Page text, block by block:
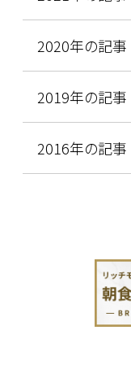
2020年の記事
2019年の記事
2016年の記事